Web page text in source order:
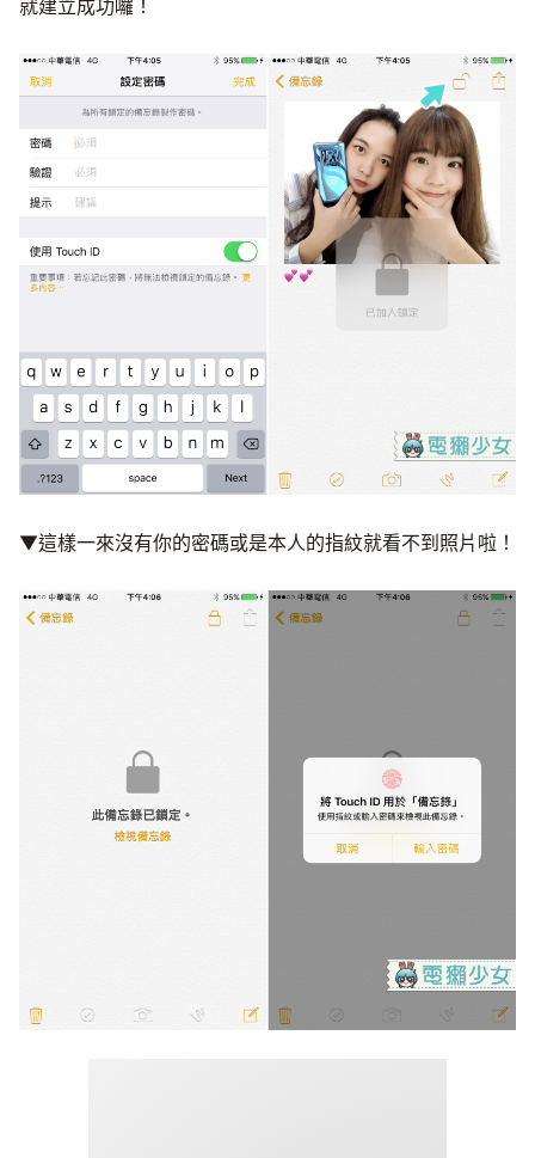
就建立成功囉！
▼這樣一來沒有你的密碼或是本人的指紋就看不到照片啦！